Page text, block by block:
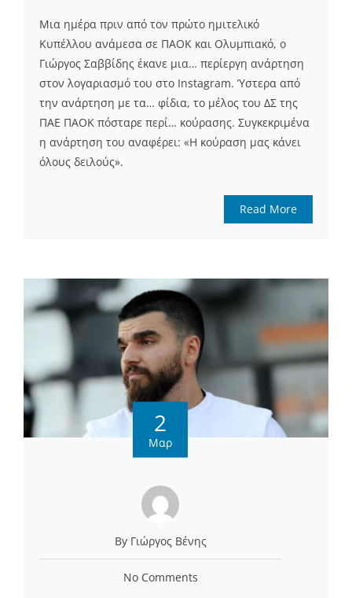
Μια ημέρα πριν από τον πρώτο ημιτελικό
Κυπέλλου ανάμεσα σε ΠΑΟΚ και Ολυμπιακό, ο
Γιώργος Σαββίδης έκανε μια… περίεργη ανάρτηση
στον λογαριασμό του στο Instagram. Ύστερα από
την ανάρτηση με τα… φίδια, το μέλος του ΔΣ της
ΠΑΕ ΠΑΟΚ πόσταρε περί… κούρασης. Συγκεκριμένα
η ανάρτηση του αναφέρει: «Η κούραση μας κάνει
όλους δειλούς».
Read More
2
Μαρ
By Γιώργος Βένης
No Comments